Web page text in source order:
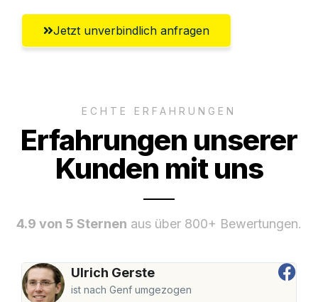
Jetzt unverbindlich anfragen
ECHTE ERFAHRUNGEN
Erfahrungen unserer
Kunden mit uns
4.9 von 5 Sternen aus über 800+ Bewertungen.
Ulrich Gerste
ist nach Genf umgezogen